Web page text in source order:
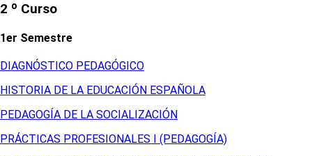
2 º Curso
1er Semestre
DIAGNÓSTICO PEDAGÓGICO
HISTORIA DE LA EDUCACIÓN ESPAÑOLA
PEDAGOGÍA DE LA SOCIALIZACIÓN
PRÁCTICAS PROFESIONALES I (PEDAGOGÍA)